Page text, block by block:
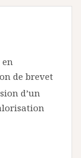
de brevet
d’un